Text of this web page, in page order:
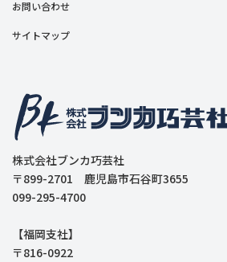
お問い合わせ
サイトマップ
株式会社ブンカ巧芸社
〒899-2701 鹿児島市石谷町3655
099-295-4700
【福岡支社】
〒816-0922